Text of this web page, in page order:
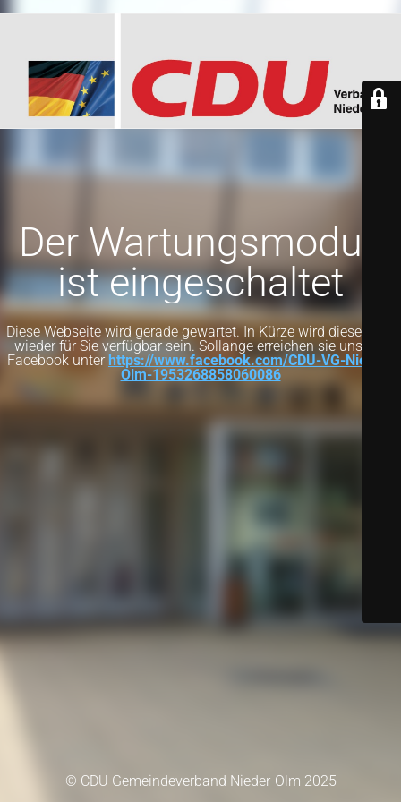
Der Wartungsmodus
ist eingeschaltet
Diese Webseite wird gerade gewartet. In Kürze wird diese Seite
wieder für Sie verfügbar sein. Sollange erreichen sie uns auf
Facebook unter https://www.facebook.com/CDU-VG-Nieder-
Olm-1953268858060086
© CDU Gemeindeverband Nieder-Olm 2025